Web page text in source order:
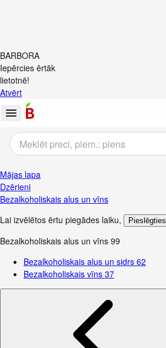
BARBORA
Iepērcies ērtāk
lietotnē!
Atvērt
Mājas lapa
Dzērieni
Bezalkoholiskais alus un vīns
Lai izvēlētos ērtu piegādes laiku, Pieslēgties
Bezalkoholiskais alus un vīns 99
Bezalkoholiskais alus un sidrs 62
Bezalkoholiskais vīns 37